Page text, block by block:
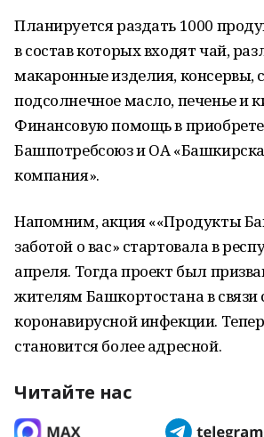
Планируется раздать 1000
в состав которых входят чай,
макаронные изделия, консервы,
подсолнечное масло, печенье и
Финансовую помощь в
Башпотребсоюз и ОА
компания».
Напомним, акция ««Продукты
заботой о вас» стартовала в
апреля. Тогда проект был
жителям Башкортостана в связи
коронавирусной инфекции.
становится более адресной.
Читайте нас